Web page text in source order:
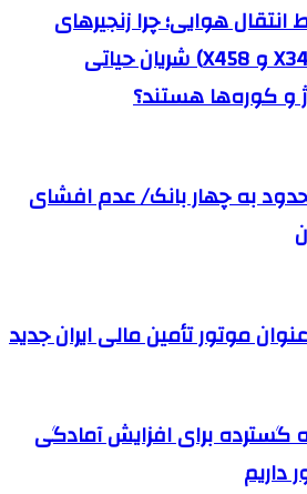
هوایی؛ چرا زنجیرهای
فورج سری X (X348 و X458) شریان حیاتی
و کوره‌ها هستند؟
به چهار بانک/ عدم افشای
موتور تأمین مالی ایران جدید
گسترده برای افزایش آمادگی